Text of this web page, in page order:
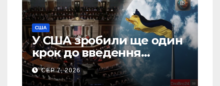
США
У США зробили ще один
крок до введення
“пекельних санкцій”
проти Росії
СЕР 7, 2026